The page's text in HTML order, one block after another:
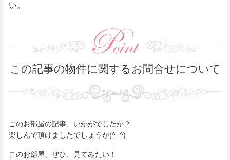
い。
この記事の物件に関するお問合せについて
このお部屋の記事、いかがでしたか？
楽しんで頂けましたでしょうか(^_^)
このお部屋、ぜひ、見てみたい！